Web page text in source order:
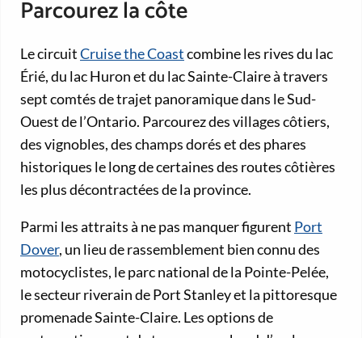
Parcourez la côte
Le circuitCruise the Coastcombine les rives du lac
Érié, du lac Huron et du lac Sainte-Claire à travers
sept comtés de trajet panoramique dans le Sud-
Ouest de l’Ontario. Parcourez des villages côtiers,
des vignobles, des champs dorés et des phares
historiques le long de certaines des routes côtières
les plus décontractées de la province.
Parmi les attraits à ne pas manquer figurent Port
Dover, un lieu de rassemblement bien connu des
motocyclistes, le parc national de la Pointe-Pelée,
le secteur riverain de Port Stanley et la pittoresque
promenade Sainte-Claire. Les options de